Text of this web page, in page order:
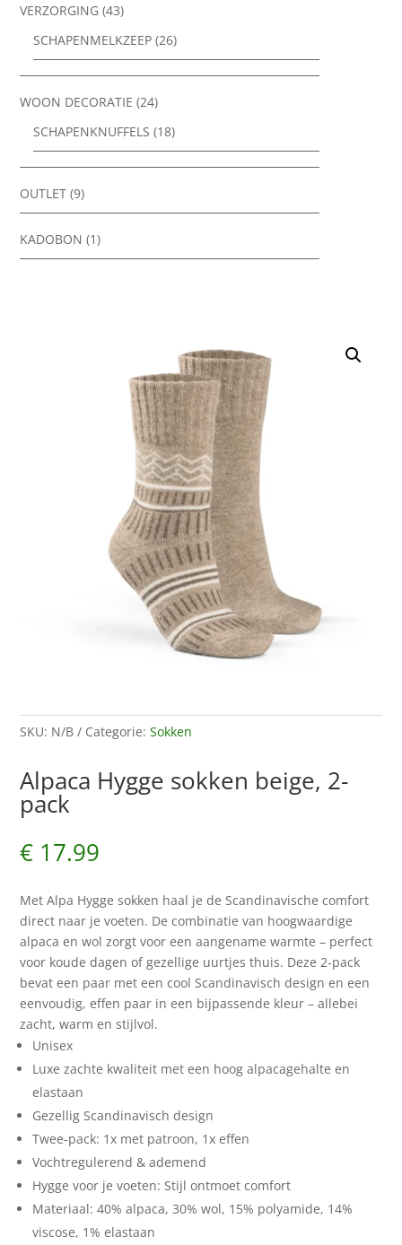
VERZORGING (43)
SCHAPENMELKZEEP (26)
WOON DECORATIE (24)
SCHAPENKNUFFELS (18)
OUTLET (9)
KADOBON (1)
SKU: N/B Categorie:Sokken
Alpaca Hygge sokken beige, 2-
pack
€ 17.99
Met Alpa Hygge sokken haal je de Scandinavische comfort
direct naar je voeten. De combinatie van hoogwaardige
alpaca en wol zorgt voor een aangename warmte – perfect
voor koude dagen of gezellige uurtjes thuis. Deze 2-pack
bevat een paar met een cool Scandinavisch design en een
eenvoudig, effen paar in een bijpassende kleur – allebei
zacht, warm en stijlvol.
Unisex
Luxe zachte kwaliteit met een hoog alpacagehalte en
elastaan
Gezellig Scandinavisch design
Twee-pack: 1x met patroon, 1x effen
Vochtregulerend & ademend
Hygge voor je voeten: Stijl ontmoet comfort
Materiaal: 40% alpaca, 30% wol, 15% polyamide, 14%
viscose, 1% elastaan